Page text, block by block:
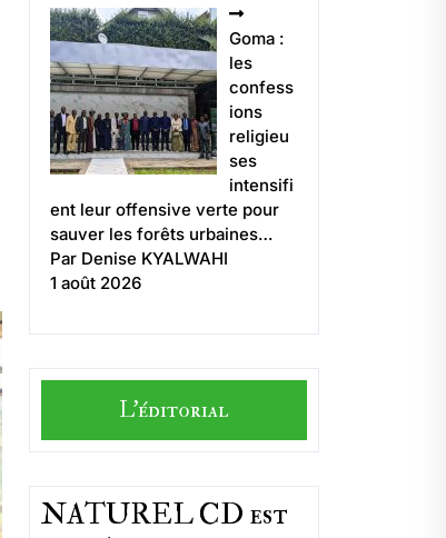
Goma :
les
confess
ions
religieu
ses
intensifi
ent leur offensive verte pour
sauver les forêts urbaines…
Par Denise KYALWAHI
1 août 2026
L'éditorial
NATUREL CD est